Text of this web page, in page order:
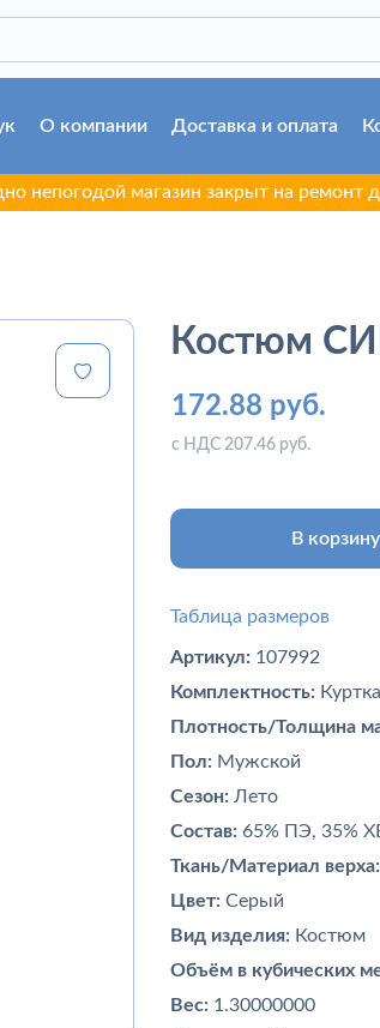
О компании Доставка и оплата
магазин закрыт на ремонт до
Костюм
172.88 руб.
с НДС 207.46 руб.
В корзину
Таблица размеров
Артикул: 107992
Комплектность:
Плотность/Толщина
Пол: Мужской
Сезон: Лето
Состав: 65% ПЭ, 35%
Ткань/Материал верха:
Цвет: Серый
Вид изделия: Костюм
Объём в кубических
Вес: 1.30000000